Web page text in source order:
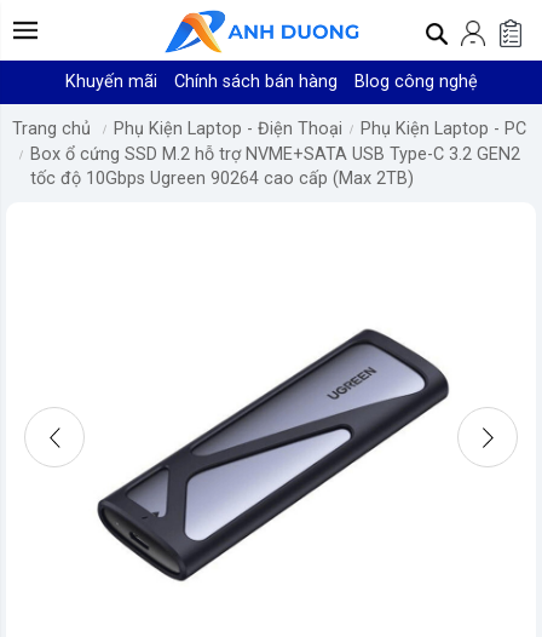
Khuyến mãi Chính sách bán hàng Blog công nghệ
Trang chủ Phụ Kiện Laptop - Điện Thoại
Phụ Kiện Laptop - PC
Box ổ cứng SSD M.2 hỗ trợ NVME+SATA USB Type-C 3.2 GEN2
tốc độ 10Gbps Ugreen 90264 cao cấp (Max 2TB)